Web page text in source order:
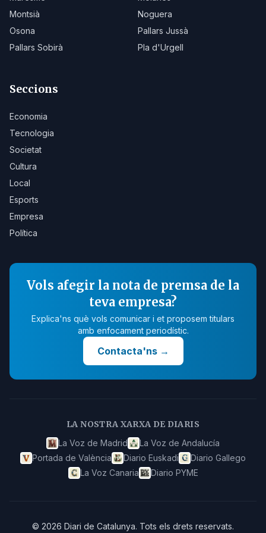
Montsià
Noguera
Osona
Pallars Jussà
Pallars Sobirà
Pla d'Urgell
Seccions
Economia
Tecnologia
Societat
Cultura
Local
Esports
Empresa
Política
Vols afegir la nota de premsa de la
teva empresa?
Explica'ns què vols comunicar i et proposem titulars
amb enfocament periodístic.
Contacta'ns→
LA NOSTRA XARXA DE DIARIS
La Voz de Madrid
La Voz de Andalucía
Portada de València
Diario Euskadi
Diario Gallego
La Voz Canaria
Diario PYME
© 2026 Diari de Catalunya. Tots els drets reservats.